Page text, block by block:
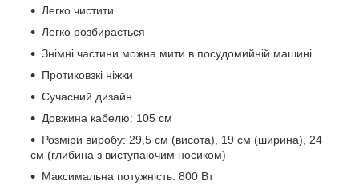
Легко чистити
Легко розбирається
Знімні частини можна мити в посудомийній машині
Протиковзкі ніжки
Сучасний дизайн
Довжина кабелю: 105 см
Розміри виробу: 29,5 см (висота), 19 см (ширина), 24
см (глибина з виступаючим носиком)
Максимальна потужність: 800 Вт